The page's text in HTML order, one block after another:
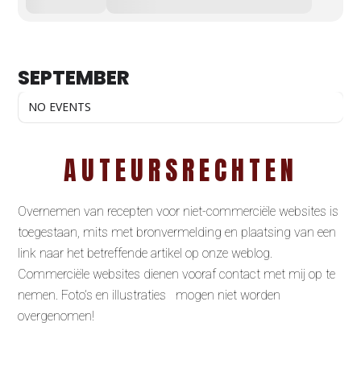
SEPTEMBER
NO EVENTS
AUTEURSRECHTEN
Overnemen van recepten voor niet-commerciële websites is
toegestaan, mits met bronvermelding en plaatsing van een
link naar het betreffende artikel op onze weblog.
Commerciële websites dienen vooraf contact met mij op te
nemen. Foto’s en illustraties mogen niet worden
overgenomen!